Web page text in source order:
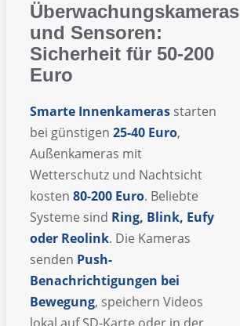
Überwachungskameras
und Sensoren:
Sicherheit für 50-200
Euro
Smarte Innenkameras starten
bei günstigen 25-40 Euro,
Außenkameras mit
Wetterschutz und Nachtsicht
kosten 80-200 Euro. Beliebte
Systeme sind Ring, Blink, Eufy
oder Reolink. Die Kameras
senden Push-
Benachrichtigungen bei
Bewegung, speichern Videos